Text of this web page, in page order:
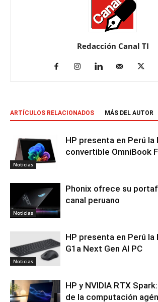
Redacción Canal TI
ARTÍCULOS RELACIONADOS MÁS DEL AUTOR
Noticias
HP presenta en Perú la
convertible OmniBook
Noticias
Phonix ofrece su
canal peruano
Noticias
HP presenta en Perú la
G1a Next Gen AI PC
HP y NVIDIA RTX
de la computación